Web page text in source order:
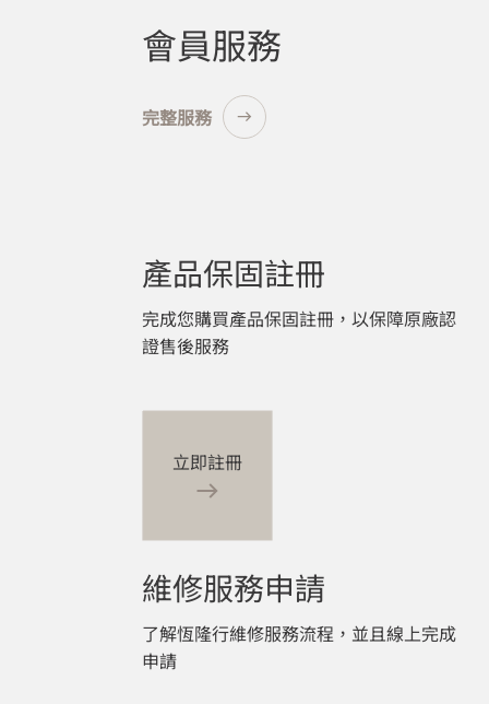
會員服務
完整服務
產品保固註冊
完成您購買產品保固註冊，以保障原廠認
證售後服務
立即註冊
維修服務申請
了解恆隆行維修服務流程，並且線上完成
申請